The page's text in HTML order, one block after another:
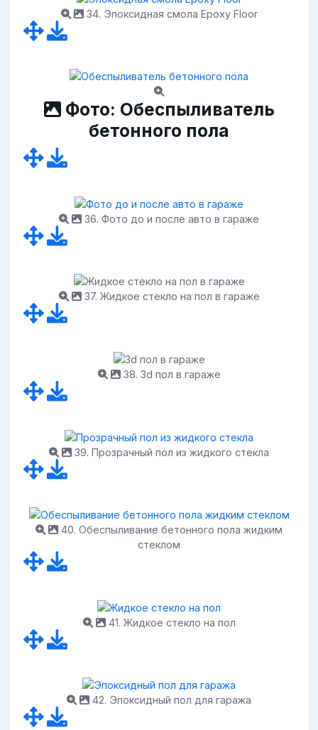
34. Эпоксидная смола Epoxy Floor
Фото: Обеспыливатель
бетонного пола
36. Фото до и после авто в гараже
37. Жидкое стекло на пол в гараже
38. 3d пол в гараже
39. Прозрачный пол из жидкого стекла
40. Обеспыливание бетонного пола жидким
стеклом
41. Жидкое стекло на пол
42. Эпоксидный пол для гаража